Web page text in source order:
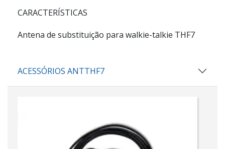
CARACTERÍSTICAS
Antena de substituição para walkie-talkie THF7
ACESSÓRIOS ANTTHF7